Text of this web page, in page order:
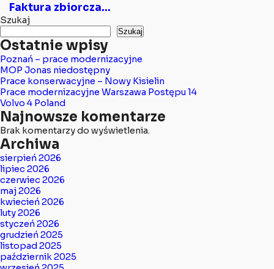
Faktura zbiorcza...
Szukaj
Szukaj
Ostatnie wpisy
Poznań – prace modernizacyjne
MOP Jonas niedostępny
Prace konserwacyjne – Nowy Kisielin
Prace modernizacyjne Warszawa Postępu 14
Volvo 4 Poland
Najnowsze komentarze
Brak komentarzy do wyświetlenia.
Archiwa
sierpień 2026
lipiec 2026
czerwiec 2026
maj 2026
kwiecień 2026
luty 2026
styczeń 2026
grudzień 2025
listopad 2025
październik 2025